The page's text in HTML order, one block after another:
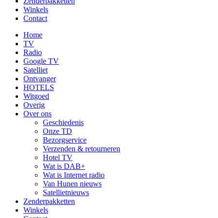
Winkels
Contact
Home
TV
Radio
Google TV
Satelliet
Ontvanger
HOTELS
Witgoed
Overig
Over ons
Geschiedenis
Onze TD
Bezorgservice
Verzenden & retourneren
Hotel TV
Wat is DAB+
Wat is Internet radio
Van Hunen nieuws
Satellietnieuws
Zenderpakketten
Winkels